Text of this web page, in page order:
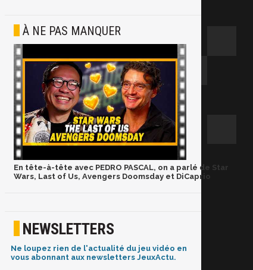
À NE PAS MANQUER
En tête-à-tête avec PEDRO PASCAL, on a parlé de Star
Wars, Last of Us, Avengers Doomsday et DiCaprio
NEWSLETTERS
Ne loupez rien de l'actualité du jeu vidéo en
vous abonnant aux newsletters JeuxActu.